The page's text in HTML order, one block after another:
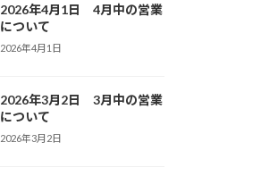
2026年4月1日 4月中の営業
について
2026年4月1日
2026年3月2日 3月中の営業
について
2026年3月2日